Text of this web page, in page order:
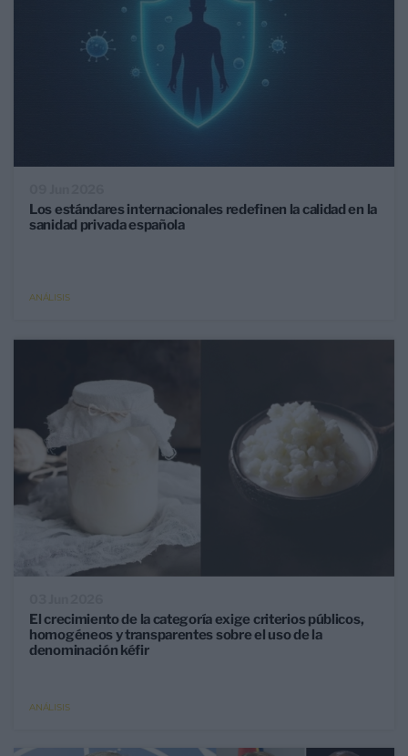
Los estándares internacionales redefinen la calidad en la
sanidad privada española
ANÁLISIS
El crecimiento de la categoría exige criterios públicos,
homogéneos y transparentes sobre el uso de la
denominación kéfir
ANÁLISIS